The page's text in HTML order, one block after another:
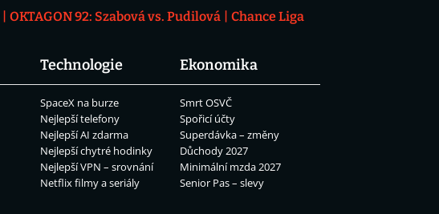
OKTAGON 92: Szabová vs. Pudilová
Chance Liga
Technologie
SpaceX na burze
Nejlepší telefony
Nejlepší AI zdarma
Nejlepší chytré hodinky
Nejlepší VPN – srovnání
Netflix filmy a seriály
Ekonomika
Smrt OSVČ
Spořicí účty
Superdávka – změny
Důchody 2027
Minimální mzda 2027
Senior Pas – slevy